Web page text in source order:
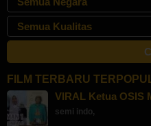
FILM TERBARU
VIRAL Ketua OSIS
semi indo,